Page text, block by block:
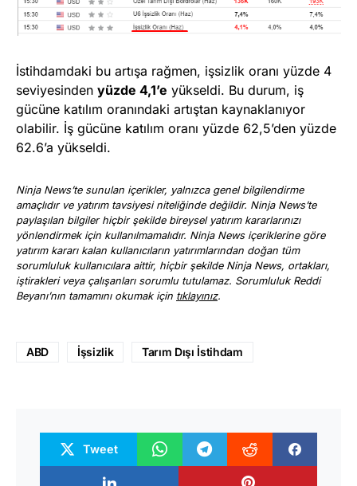
İstihdamdaki bu artışa rağmen, işsizlik oranı yüzde 4
seviyesinden yüzde 4,1’e yükseldi. Bu durum, iş
gücüne katılım oranındaki artıştan kaynaklanıyor
olabilir. İş gücüne katılım oranı yüzde 62,5’den yüzde
62.6’a yükseldi.
Ninja News’te sunulan içerikler, yalnızca genel bilgilendirme
amaçlıdır ve yatırım tavsiyesi niteliğinde değildir. Ninja News’te
paylaşılan bilgiler hiçbir şekilde bireysel yatırım kararlarınızı
yönlendirmek için kullanılmamalıdır. Ninja News içeriklerine göre
yatırım kararı kalan kullanıcıların yatırımlarından doğan tüm
sorumluluk kullanıcılara aittir, hiçbir şekilde Ninja News, ortakları,
iştirakleri veya çalışanları sorumlu tutulamaz. Sorumluluk Reddi
Beyanı’nın tamamını okumak için tıklayınız.
ABD İşsizlik Tarım Dışı İstihdam
Tweet